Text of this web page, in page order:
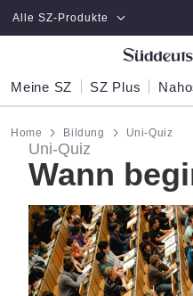
Zum Hauptinhalt springen
Alle SZ-Produkte
Meine SZ SZ Plus
Home Bildung Uni-Quiz
Uni-Quiz
Wann